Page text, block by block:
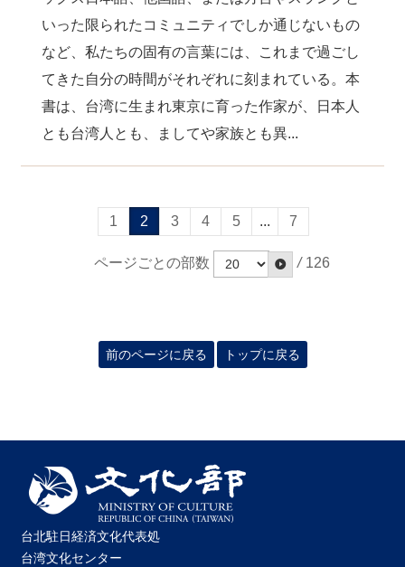
いった限られたコミュニティでしか通じないもの
など、私たちの固有の言葉には、これまで過ごし
てきた自分の時間がそれぞれに刻まれている。本
書は、台湾に生まれ東京に育った作家が、日本人
とも台湾人とも、ましてや家族とも異...
1 2 3 4 5 ... 7
ページごとの部数 / 126
前のページに戻る トップに戻る
台北駐日経済文化代表処
台湾文化センター